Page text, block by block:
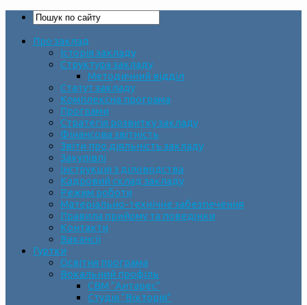
Про заклад
Історія закладу
Структура закладу
Методичний відділ
Статут закладу
Комплексна програма
Програми
Стратегія розвитку закладу
Фінансова звітність
Звіти про діяльність закладу
Закупівлі
Інструкція з діловодства
Кадровий склад закладу
Режим роботи
Матеріально-технічне забезпечення
Правила прийому та поведінки
Контакти
Вакансії
Гуртки
Освітня програма
Вокальний профіль
СВМ “Антарес”
Студія “Вікторія”